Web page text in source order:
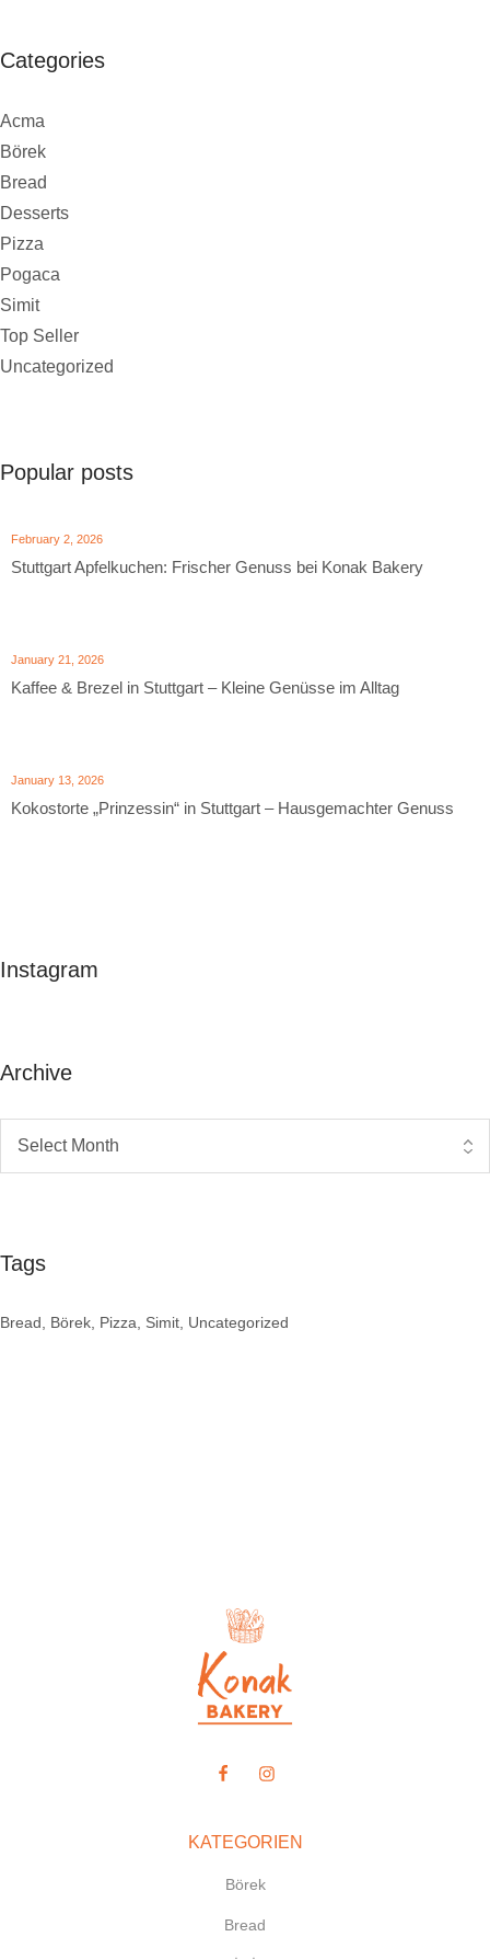
Categories
Acma
Börek
Bread
Desserts
Pizza
Pogaca
Simit
Top Seller
Uncategorized
Popular posts
February 2, 2026
Stuttgart Apfelkuchen: Frischer Genuss bei Konak Bakery
January 21, 2026
Kaffee & Brezel in Stuttgart – Kleine Genüsse im Alltag
January 13, 2026
Kokostorte „Prinzessin“ in Stuttgart – Hausgemachter Genuss
Instagram
Archive
Tags
Bread Börek Pizza Simit Uncategorized
KATEGORIEN
Börek
Bread